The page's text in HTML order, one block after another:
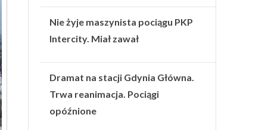
Nie żyje maszynista pociągu PKP
Intercity. Miał zawał
Dramat na stacji Gdynia Główna.
Trwa reanimacja. Pociągi
opóźnione